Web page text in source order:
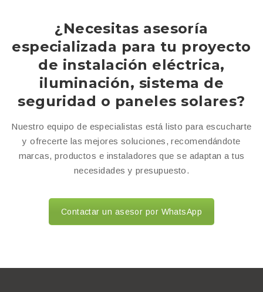
¿Necesitas asesoría
especializada para tu proyecto
de instalación eléctrica,
iluminación, sistema de
seguridad o paneles solares?
Nuestro equipo de especialistas está listo para escucharte
y ofrecerte las mejores soluciones, recomendándote
marcas, productos e instaladores que se adaptan a tus
necesidades y presupuesto.
Contactar un asesor por WhatsApp